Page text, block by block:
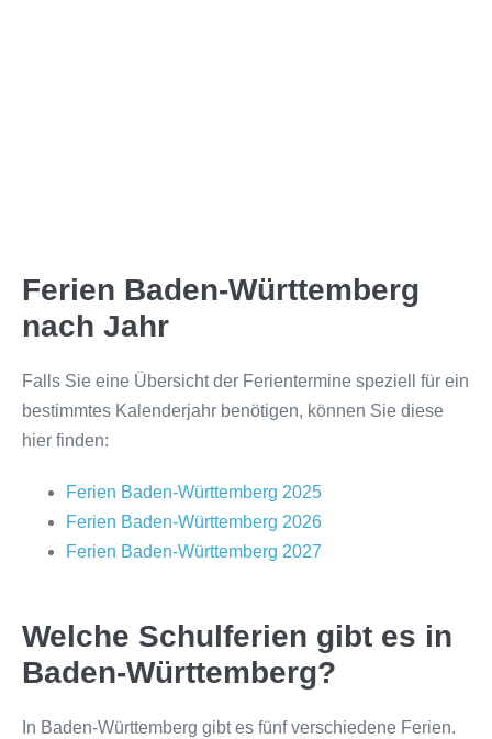
Ferien Baden-Württemberg
nach Jahr
Falls Sie eine Übersicht der Ferientermine speziell für ein
bestimmtes Kalenderjahr benötigen, können Sie diese
hier finden:
Ferien Baden-Württemberg 2025
Ferien Baden-Württemberg 2026
Ferien Baden-Württemberg 2027
Welche Schulferien gibt es in
Baden-Württemberg?
In Baden-Württemberg gibt es fünf verschiedene Ferien.